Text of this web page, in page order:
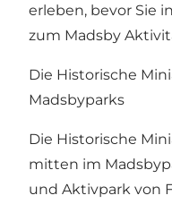
erleben, bevor Sie
zum Madsby
Die Historische
Madsbyparks
Die Historische
mitten im
und Aktivpark von